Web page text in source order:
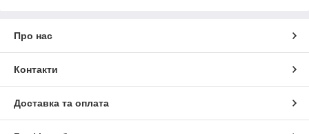
Про нас
Контакти
Доставка та оплата